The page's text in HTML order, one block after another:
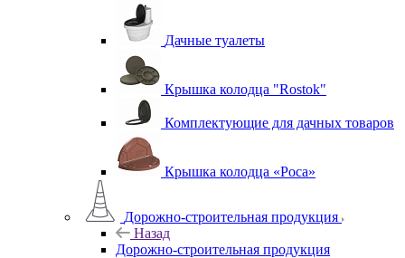
Дачные туалеты
Крышка колодца "Rostok"
Комплектующие для дачных товаров
Крышка колодца «Роса»
Дорожно-строительная продукция
Назад
Дорожно-строительная продукция